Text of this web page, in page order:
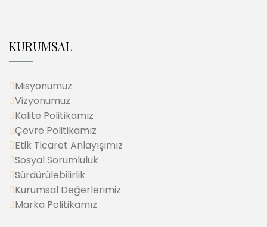
KURUMSAL
Misyonumuz
Vizyonumuz
Kalite Politikamız
Çevre Politikamız
Etik Ticaret Anlayışımız
Sosyal Sorumluluk
Sürdürülebilirlik
Kurumsal Değerlerimiz
Marka Politikamız